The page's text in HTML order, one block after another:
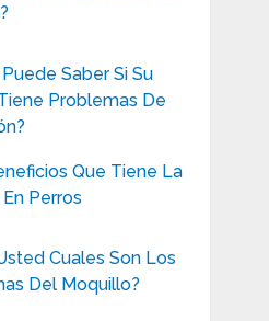
Saber Si Su
Problemas De
Que Tiene La
Perros
Cuales Son Los
Del Moquillo?